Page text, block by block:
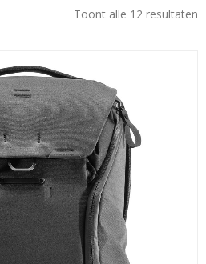
Toont alle 12 resultaten